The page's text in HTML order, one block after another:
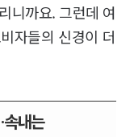
니까요. 그런데 여
자들의 신경이 더
내는